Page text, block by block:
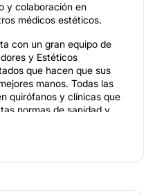
y colaboración en
médicos estéticos.
con un gran equipo de
y Estéticos
que hacen que sus
manos. Todas las
quirófanos y clínicas que
normas de sanidad y